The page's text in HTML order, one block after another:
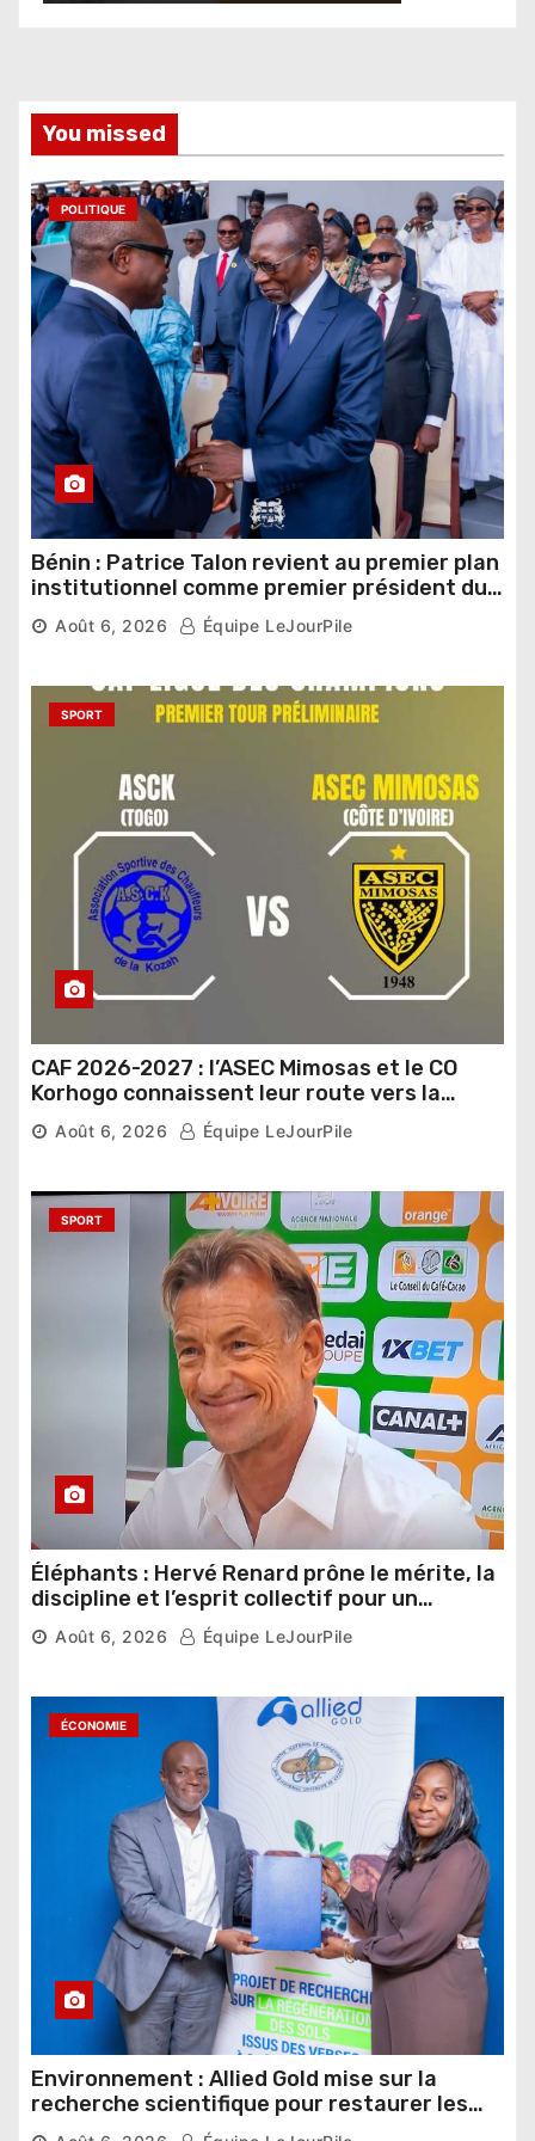
You missed
POLITIQUE
Bénin : Patrice Talon revient au premier plan
institutionnel comme premier président du
Sénat
Août 6, 2026 Équipe LeJourPile
SPORT
CAF 2026-2027 : l’ASEC Mimosas et le CO
Korhogo connaissent leur route vers la
phase de groupes
Août 6, 2026 Équipe LeJourPile
SPORT
Éléphants : Hervé Renard prône le mérite, la
discipline et l’esprit collectif pour un
nouveau départ
Août 6, 2026 Équipe LeJourPile
ÉCONOMIE
Environnement : Allied Gold mise sur la
recherche scientifique pour restaurer les
sols de ses sites miniers